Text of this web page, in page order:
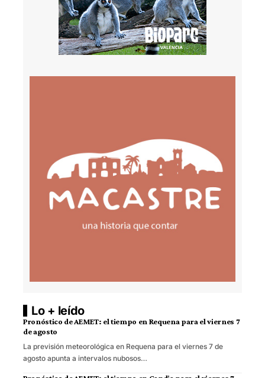
Lo + leído
Pronóstico de AEMET: el tiempo en Requena para el viernes 7
de agosto
La previsión meteorológica en Requena para el viernes 7 de
agosto apunta a intervalos nubosos…